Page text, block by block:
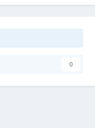
0